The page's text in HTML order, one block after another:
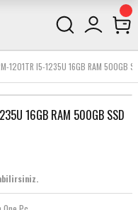
1201TR I5-1235U 16GB RAM 500GB
16GB RAM 500GB SSD